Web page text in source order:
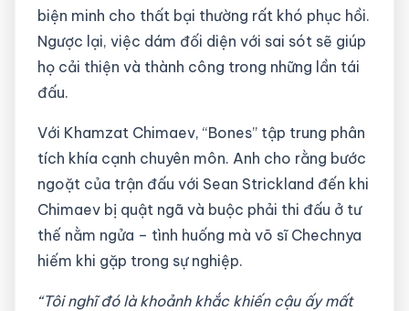
biện minh cho thất bại thường rất khó phục hồi.
Ngược lại, việc dám đối diện với sai sót sẽ giúp
họ cải thiện và thành công trong những lần tái
đấu.
Với Khamzat Chimaev, “Bones” tập trung phân
tích khía cạnh chuyên môn. Anh cho rằng bước
ngoặt của trận đấu với Sean Strickland đến khi
Chimaev bị quật ngã và buộc phải thi đấu ở tư
thế nằm ngửa – tình huống mà võ sĩ Chechnya
hiếm khi gặp trong sự nghiệp.
“Tôi nghĩ đó là khoảnh khắc khiến cậu ấy mất